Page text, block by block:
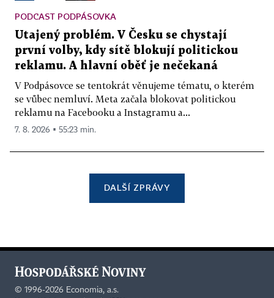
PODCAST PODPÁSOVKA
Utajený problém. V Česku se chystají
první volby, kdy sítě blokují politickou
reklamu. A hlavní oběť je nečekaná
V Podpásovce se tentokrát věnujeme tématu, o kterém
se vůbec nemluví. Meta začala blokovat politickou
reklamu na Facebooku a Instagramu a...
7. 8. 2026 ▪ 55:23 min.
DALŠÍ ZPRÁVY
© 1996-2026 Economia, a.s.